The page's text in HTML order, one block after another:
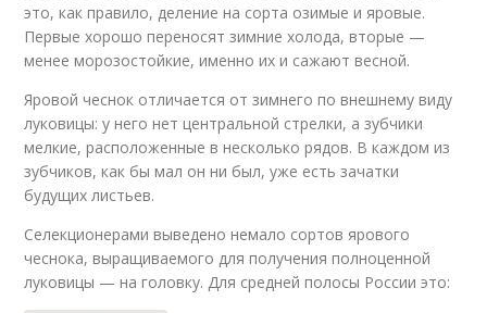
это, как правило, деление на сорта озимые и яровые.
Первые хорошо переносят зимние холода, вторые —
менее морозостойкие, именно их и сажают весной.
Яровой чеснок отличается от зимнего по внешнему виду
луковицы: у него нет центральной стрелки, а зубчики
мелкие, расположенные в несколько рядов. В каждом из
зубчиков, как бы мал он ни был, уже есть зачатки
будущих листьев.
Селекционерами выведено немало сортов ярового
чеснока, выращиваемого для получения полноценной
луковицы — на головку. Для средней полосы России это: